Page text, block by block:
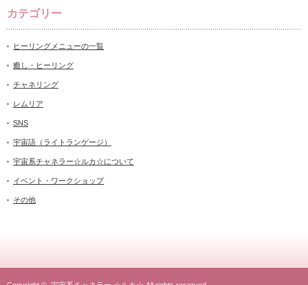
カテゴリー
ヒーリングメニューの一覧
癒し・ヒーリング
チャネリング
レムリア
SNS
宇宙語（ライトランゲージ）
宇宙系チャネラー☆ルカ☆について
イベント・ワークショップ
その他